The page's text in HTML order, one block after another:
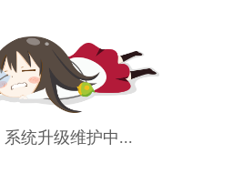
系统升级维护中...